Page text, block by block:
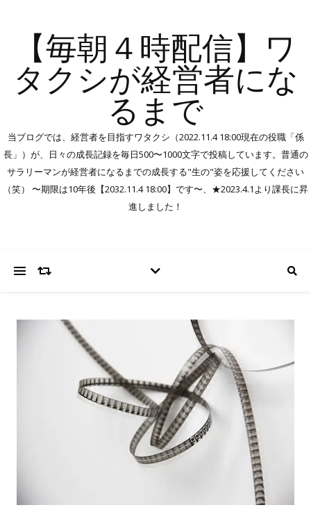
【毎朝４時配信】ワ
タクシが経営者にな
るまで
当ブログでは、経営者を目指すワタクシ（2022.11.4 18:00現在の役職「係
長」）が、日々の成長記録を毎日500〜1000文字で投稿しています。普通の
サラリーマンが経営者になるまでの成長する"生の"姿を応援してください
（笑） 〜期限は10年後【2032.11.4 18:00】です〜、★2023.4.1より課長に昇
進しました！